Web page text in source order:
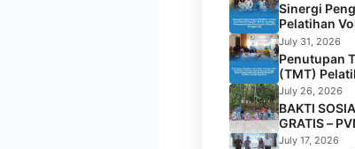
Sinergi
Pelatihan
Program
Kelas IIA
July 31, 2026
Penutupan
(TMT)
dan Kue
Samarinda
Kota
Jamilah
July 26, 2026
BAKTI
GRATIS –
SAMARINDA
July 17, 2026